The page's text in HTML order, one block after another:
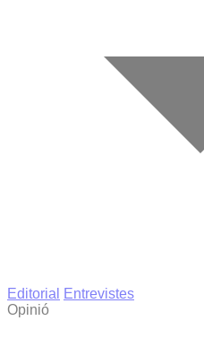
Editorial
Entrevistes
Opinió